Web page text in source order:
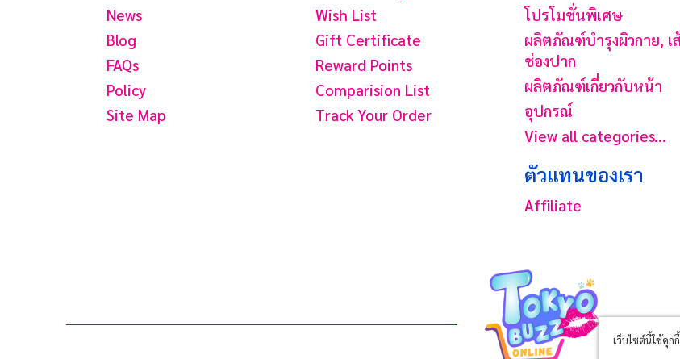
News
Blog
FAQs
Policy
Site Map
Wish List
Gift Certificate
Reward Points
Comparision List
Track Your Order
โปรโมชั่นพิเศษ
ผลิตภัณฑ์บํารุงผิวกาย, เ
ช่องปาก
ผลิตภัณฑ์เกี่ยวกับหน้า
อุปกรณ์
View all categories...
ตัวแทนของเรา
Affiliate
เว็บไซต์นี้ใช้คุก